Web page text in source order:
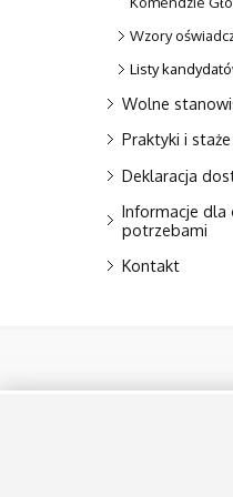
Wzory
Listy
Wolne
Praktyki i staże
Deklaracja
Informacje dla
potrzebami
Kontakt